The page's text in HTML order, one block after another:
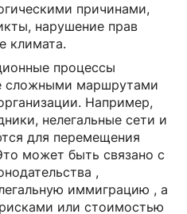
причинами,
нарушение прав
климата.
процессы
сложными маршрутами
Например,
нелегальные сети и
для перемещения
может быть связано с
,
иммиграцию , а
или стоимостью